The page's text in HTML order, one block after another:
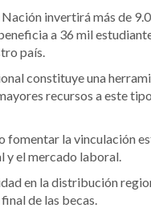
invertirá más de
a 36 mil
país.
constituye una
recursos a este
fomentar la vinculación
el mercado laboral.
en la distribución
de las becas.